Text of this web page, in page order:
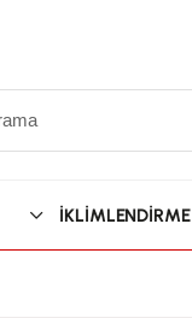
İKLİMLENDİRME